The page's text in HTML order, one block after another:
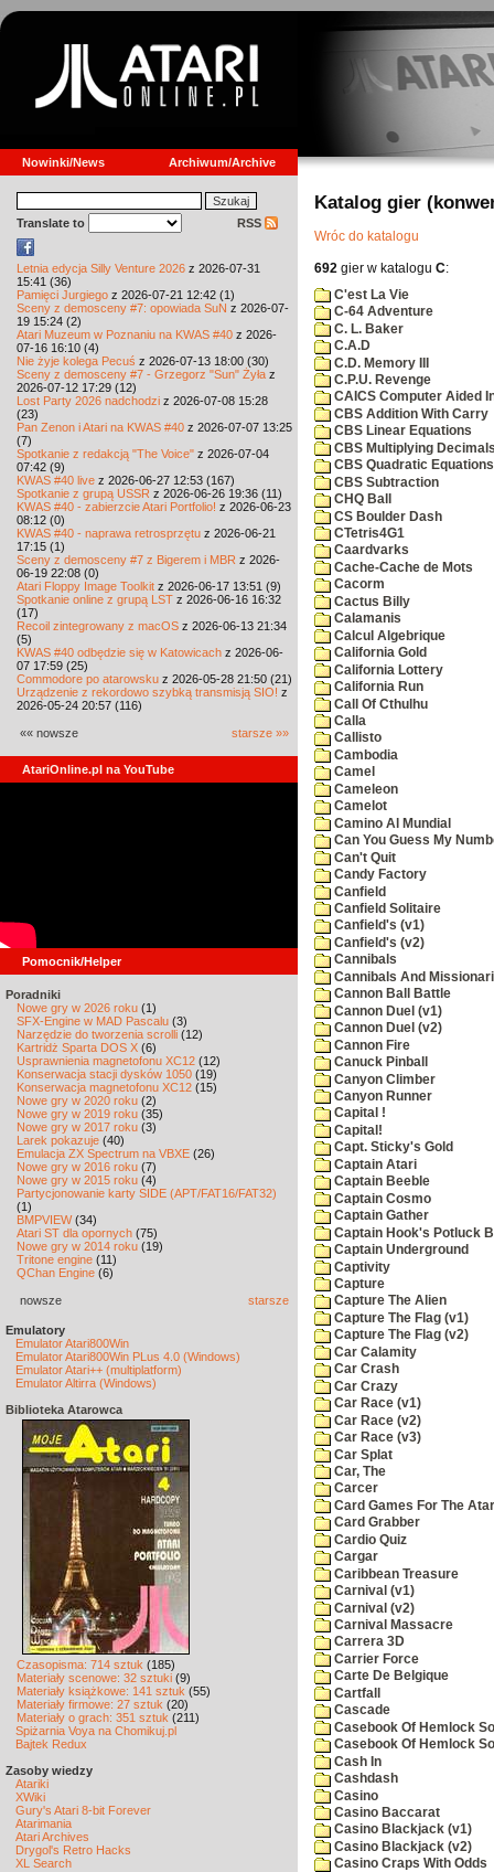
Nowinki/News Archiwum/Archive
Translate to RSS
Letnia edycja Silly Venture 2026 z 2026-07-31
15:41 (36)
Pamięci Jurgiego z 2026-07-21 12:42 (1)
Sceny z demosceny #7: opowiada SuN z 2026-07-
19 15:24 (2)
Atari Muzeum w Poznaniu na KWAS #40 z 2026-
07-16 16:10 (4)
Nie żyje kolega Pecuś z 2026-07-13 18:00 (30)
Sceny z demosceny #7 - Grzegorz "Sun" Żyła z
2026-07-12 17:29 (12)
Lost Party 2026 nadchodzi z 2026-07-08 15:28
(23)
Pan Zenon i Atari na KWAS #40 z 2026-07-07 13:25
(7)
Spotkanie z redakcją "The Voice" z 2026-07-04
07:42 (9)
KWAS #40 live z 2026-06-27 12:53 (167)
Spotkanie z grupą USSR z 2026-06-26 19:36 (11)
KWAS #40 - zabierzcie Atari Portfolio! z 2026-06-23
08:12 (0)
KWAS #40 - naprawa retrosprzętu z 2026-06-21
17:15 (1)
Sceny z demosceny #7 z Bigerem i MBR z 2026-
06-19 22:08 (0)
Atari Floppy Image Toolkit z 2026-06-17 13:51 (9)
Spotkanie online z grupą LST z 2026-06-16 16:32
(17)
Recoil zintegrowany z macOS z 2026-06-13 21:34
(5)
KWAS #40 odbędzie się w Katowicach z 2026-06-
07 17:59 (25)
Commodore po atarowsku z 2026-05-28 21:50 (21)
Urządzenie z rekordowo szybką transmisją SIO! z
2026-05-24 20:57 (116)
«« nowsze starsze »»
AtariOnline.pl na YouTube
Pomocnik/Helper
Poradniki
Nowe gry w 2026 roku (1)
SFX-Engine w MAD Pascalu (3)
Narzędzie do tworzenia scrolli (12)
Kartridż Sparta DOS X (6)
Usprawnienia magnetofonu XC12 (12)
Konserwacja stacji dysków 1050 (19)
Konserwacja magnetofonu XC12 (15)
Nowe gry w 2020 roku (2)
Nowe gry w 2019 roku (35)
Nowe gry w 2017 roku (3)
Larek pokazuje (40)
Emulacja ZX Spectrum na VBXE (26)
Nowe gry w 2016 roku (7)
Nowe gry w 2015 roku (4)
Partycjonowanie karty SIDE (APT/FAT16/FAT32)
(1)
BMPVIEW(34)
Atari ST dla opornych (75)
Nowe gry w 2014 roku (19)
Tritone engine (11)
QChan Engine (6)
nowsze starsze
Emulatory
Emulator Atari800Win
Emulator Atari800Win PLus 4.0 (Windows)
Emulator Atari++ (multiplatform)
Emulator Altirra (Windows)
Biblioteka Atarowca
Czasopisma: 714 sztuk (185)
Materiały scenowe: 32 sztuki (9)
Materiały książkowe: 141 sztuk (55)
Materiały firmowe: 27 sztuk (20)
Materiały o grach: 351 sztuk (211)
Spiżarnia Voya na Chomikuj.pl
Bajtek Redux
Zasoby wiedzy
Atariki
XWiki
Gury's Atari 8-bit Forever
Atarimania
Atari Archives
Drygol's Retro Hacks
XL Search
Katalog gier
Wróc do katalogu
692 gier w katalogu C:
C'est La Vie
C-64 Adventure
C. L. Baker
C.A.D
C.D. Memory III
C.P.U. Revenge
CAICS Computer Aided
CBS Addition With Carry
CBS Linear Equations
CBS Multiplying
CBS Quadratic Equations
CBS Subtraction
CHQ Ball
CS Boulder Dash
CTetris4G1
Caardvarks
Cache-Cache de Mots
Cacorm
Cactus Billy
Calamanis
Calcul Algebrique
California Gold
California Lottery
California Run
Call Of Cthulhu
Calla
Callisto
Cambodia
Camel
Cameleon
Camelot
Camino Al Mundial
Can You Guess My
Can't Quit
Candy Factory
Canfield
Canfield Solitaire
Canfield's (v1)
Canfield's (v2)
Cannibals
Cannibals And
Cannon Ball Battle
Cannon Duel (v1)
Cannon Duel (v2)
Cannon Fire
Canuck Pinball
Canyon Climber
Canyon Runner
Capital !
Capital!
Capt. Sticky's Gold
Captain Atari
Captain Beeble
Captain Cosmo
Captain Gather
Captain Hook's Potluck
Captain Underground
Captivity
Capture
Capture The Alien
Capture The Flag (v1)
Capture The Flag (v2)
Car Calamity
Car Crash
Car Crazy
Car Race (v1)
Car Race (v2)
Car Race (v3)
Car Splat
Car, The
Carcer
Card Games For The
Card Grabber
Cardio Quiz
Cargar
Caribbean Treasure
Carnival (v1)
Carnival (v2)
Carnival Massacre
Carrera 3D
Carrier Force
Carte De Belgique
Cartfall
Cascade
Casebook Of Hemlock
Casebook Of Hemlock
Cash In
Cashdash
Casino
Casino Baccarat
Casino Blackjack (v1)
Casino Blackjack (v2)
Casino Craps With Odds